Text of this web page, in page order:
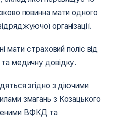
повинна мати одного
організації.
мати страховий поліс від
медичну довідку.
згідно з діючими
змагань з Козацького
ВФКД та